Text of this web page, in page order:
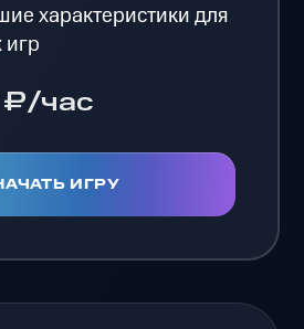
характеристики для
игр
₽/час
ИГРУ